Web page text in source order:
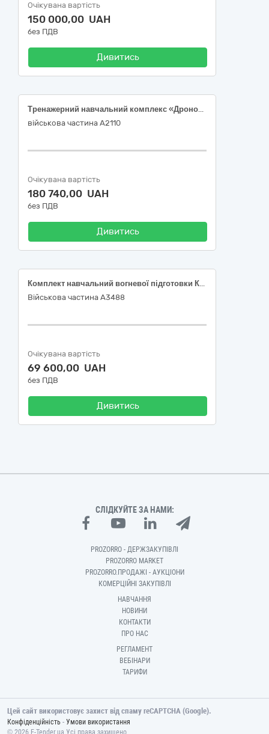
Очікувана вартість
150 000,00 UAH
без ПДВ
Дивитись
Тренажерний навчальний комплекс «Дронобій»
військова частина А2110
Очікувана вартість
180 740,00 UAH
без ПДВ
Дивитись
Комплект навчальний вогневої підготовки КНВП «Рубін-У»/КЯ-2017/2026 «Універсальна» КЯ - 2026 «Командирський ящик» за кодом ДК 021:2015– 35740000-3 – «Симулятори бойових дій»
Військова частина А3488
Очікувана вартість
69 600,00 UAH
без ПДВ
Дивитись
СЛІДКУЙТЕ ЗА НАМИ:
PROZORRO - ДЕРЖЗАКУПІВЛІ
PROZORRO MARKET
PROZORRO.ПРОДАЖІ - АУКЦІОНИ
КОМЕРЦІЙНІ ЗАКУПІВЛІ
НАВЧАННЯ
НОВИНИ
КОНТАКТИ
ПРО НАС
РЕГЛАМЕНТ
ВЕБІНАРИ
ТАРИФИ
Цей сайт використовує захист від спаму reCAPTCHA (Google).
Конфіденційність - Умови використання
© 2026 E-Tender.ua Усі права захищено